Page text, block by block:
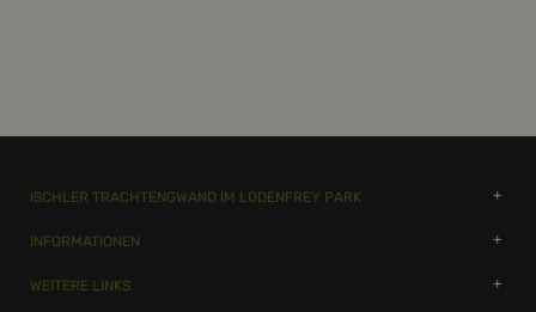
ISCHLER TRACHTENGWAND IM LODENFREY PARK
INFORMATIONEN
WEITERE LINKS